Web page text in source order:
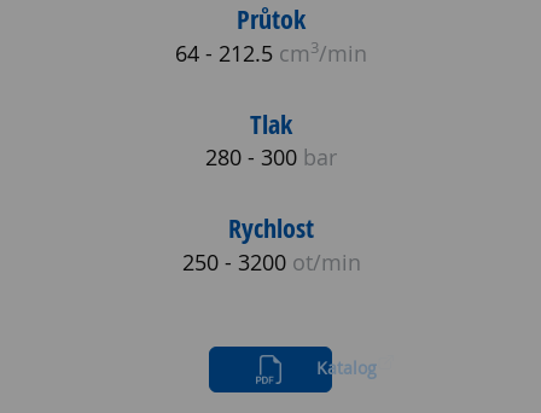
Průtok
64 - 212.5 cm3/min
Tlak
280 - 300 bar
Rychlost
250 - 3200 ot/min
Katalog